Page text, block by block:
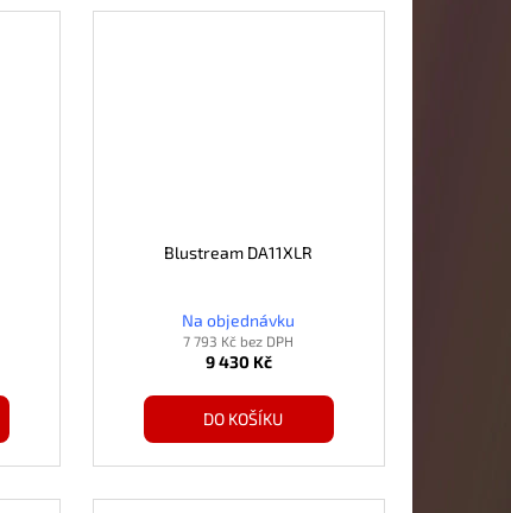
Blustream DA11XLR
Na objednávku
7 793 Kč bez DPH
9 430 Kč
DO KOŠÍKU